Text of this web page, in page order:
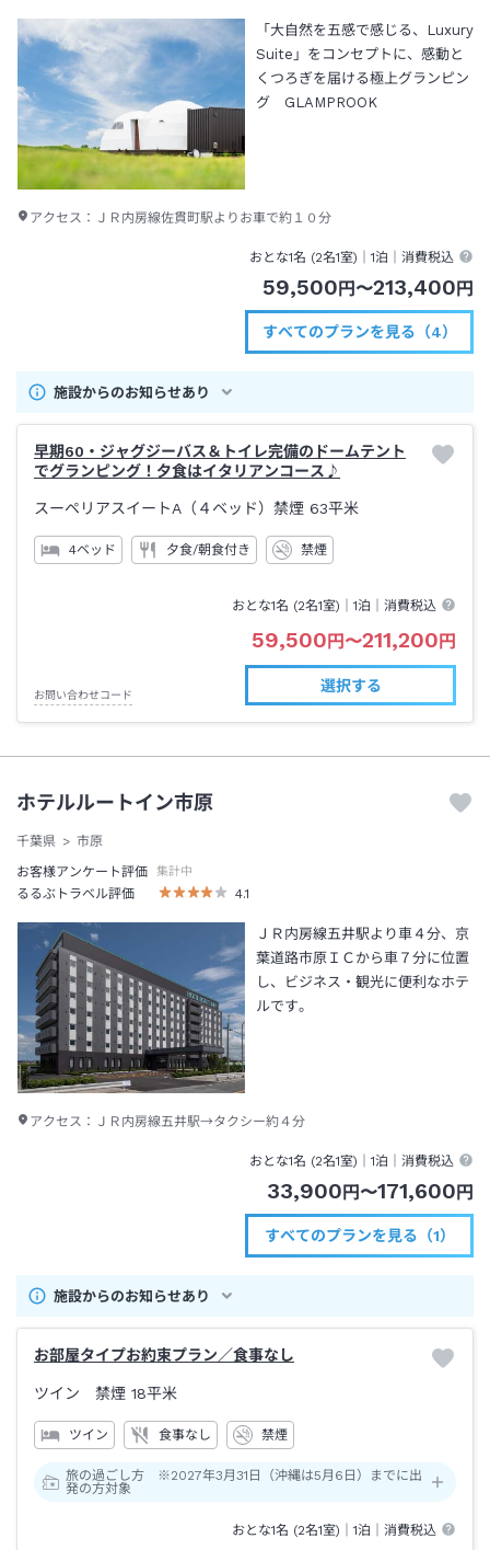
「大自然を五感で感じる、Luxury
Suite」をコンセプトに、感動と
くつろぎを届ける極上グランピン
グ GLAMPROOK
アクセス： ＪＲ内房線佐貫町駅よりお車で約１０分
おとな1名 (2名1室)｜1泊 ｜消費税込
59,500 円 〜213,400 円
すべてのプランを見る（4）
施設からのお知らせあり
早期60・ジャグジーバス＆トイレ完備のドームテント
でグランピング！夕食はイタリアンコース♪
スーペリアスイートA（４ベッド）禁煙 63平米
4ベッド 夕食/朝食付き 禁煙
おとな1名 (2名1室)｜1泊 ｜消費税込
59,500 円 〜211,200 円
お問い合わせコード
選択する
ホテルルートイン市原
千葉県
市原
お客様アンケート評価
集計中
るるぶトラベル評価 4.1
ＪＲ内房線五井駅より車４分、京
葉道路市原ＩＣから車７分に位置
し、ビジネス・観光に便利なホテ
ルです。
アクセス： ＪＲ内房線五井駅→タクシー約４分
おとな1名 (2名1室)｜1泊 ｜消費税込
33,900 円 〜171,600 円
すべてのプランを見る（1）
施設からのお知らせあり
お部屋タイプお約束プラン／食事なし
ツイン 禁煙 18平米
ツイン 食事なし 禁煙
旅の過ごし方 ※2027年3月31日（沖縄は5月6日）までに出
発の方対象
おとな1名 (2名1室)｜1泊 ｜消費税込